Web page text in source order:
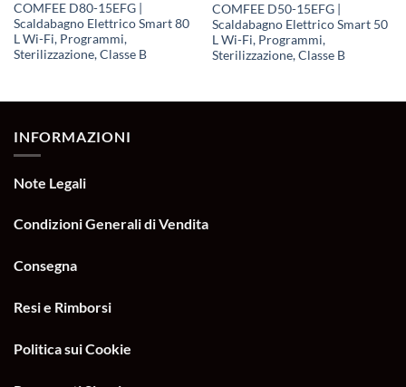
COMFEE D80-15EFG |
Scaldabagno Elettrico Smart 80
L Wi-Fi, Programmi,
Sterilizzazione, Classe B
COMFEE D50-15EFG |
Scaldabagno Elettrico Smart 50
L Wi-Fi, Programmi,
Sterilizzazione, Classe B
INFORMAZIONI
Note Legali
Condizioni Generali di Vendita
Consegna
Resi e Rimborsi
Politica sui Cookie